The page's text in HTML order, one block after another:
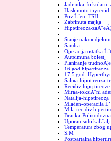
Jadranka-foikularni
Hashimoto
PoviĹˇeni TSH
Zabrinuta majka
Hipotireoza-
Stanje nakon
Sandra
Operacija ostatka
Autoimuna bolest
Planiranje
16 god hipertireoza
17,5 god.
Salma-hipotireoza-
Recidiv hipertireoze
Mirna-toksiĂ¨ni
Natalija-hipotireoza
Mladen-operacija
Mila-recidiv
Branka-
Uporan suhi kaĹˇalj
Temperatura zbog
S.M.
Postpartalna